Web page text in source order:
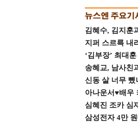
김혜수, 김지훈
지퍼 스르륵 내
‘김부장’ 최대
송혜교, 남사친
신동 살 너무
아나운서♥배우
심혜진 조카 심
삼성전자 4만